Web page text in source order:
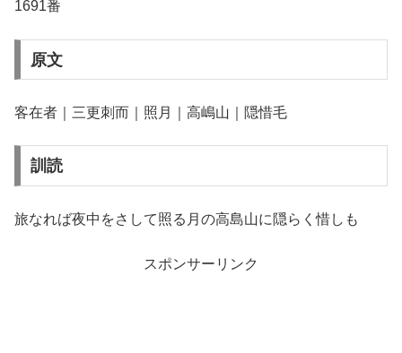
1691番
原文
客在者｜三更刺而｜照月｜高嶋山｜隠惜毛
訓読
旅なれば夜中をさして照る月の高島山に隠らく惜しも
スポンサーリンク